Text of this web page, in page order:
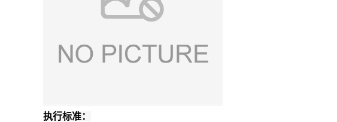
执行标准：